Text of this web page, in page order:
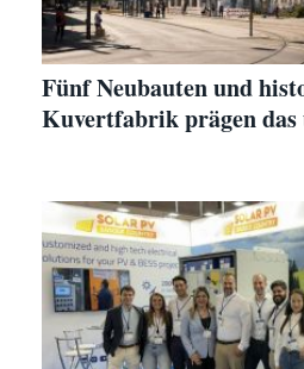
Fünf Neubauten und
Kuvertfabrik prägen